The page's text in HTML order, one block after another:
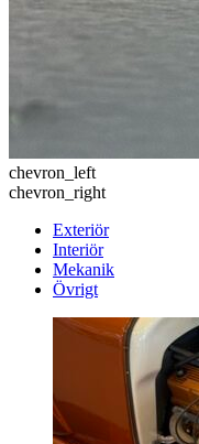
chevron_left
chevron_right
Exteriör
Interiör
Mekanik
Övrigt